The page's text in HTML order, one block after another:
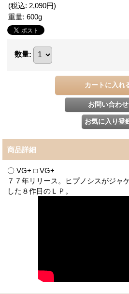
(税込: 2,090円)
重量: 600g
数量:
商品詳細
〇 VG+ □ VG+
７７年リリース。ヒプノシスがジャ
した８作目のＬＰ。